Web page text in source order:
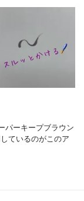
パーキープブラウン
ているのがこのア